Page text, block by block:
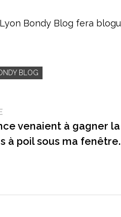
Lyon Bondy Blog fera
BLOG
précédente :
venaient à gagner
à poil sous ma